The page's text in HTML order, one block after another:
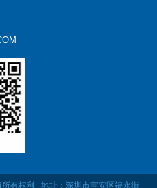
有权利 | 地址：深圳市宝安区福永街